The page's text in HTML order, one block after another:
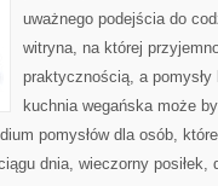
uważnego podejścia do
witryna, na której
praktycznością, a
kuchnia wegańska może
pomysłów dla osób,
dnia, wieczorny posiłek,